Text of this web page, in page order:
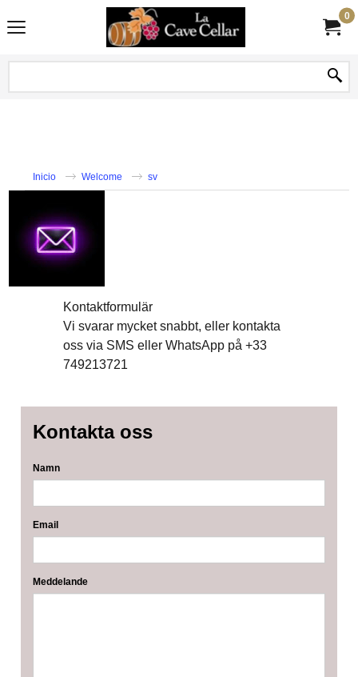
0
Inicio Welcome sv
Kontaktformulär
Vi svarar mycket snabbt, eller kontakta
oss via SMS eller WhatsApp på +33
749213721
Kontakta oss
Namn
Email
Meddelande